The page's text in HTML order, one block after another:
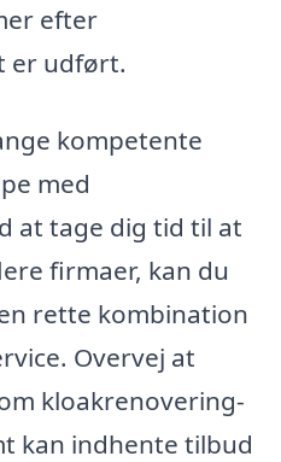
efter
er udført.
kompetente
med
at tage dig tid til at
firmaer, kan du
rette kombination
Overvej at
kloakrenovering-
kan indhente tilbud